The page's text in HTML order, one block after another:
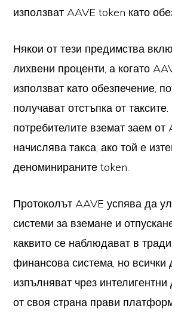
използват AAVE token като
Някои от тези предимства
лихвени проценти, а когато
използват като обезпечение,
получават отстъпка от таксите.
потребителите вземат заем от
начислява такса, ако той е
деноминираните token.
Протоколът AAVE успява да
системи за вземане и
каквито се наблюдават в
финансова система, но всички
изпълняват чрез
от своя страна прави